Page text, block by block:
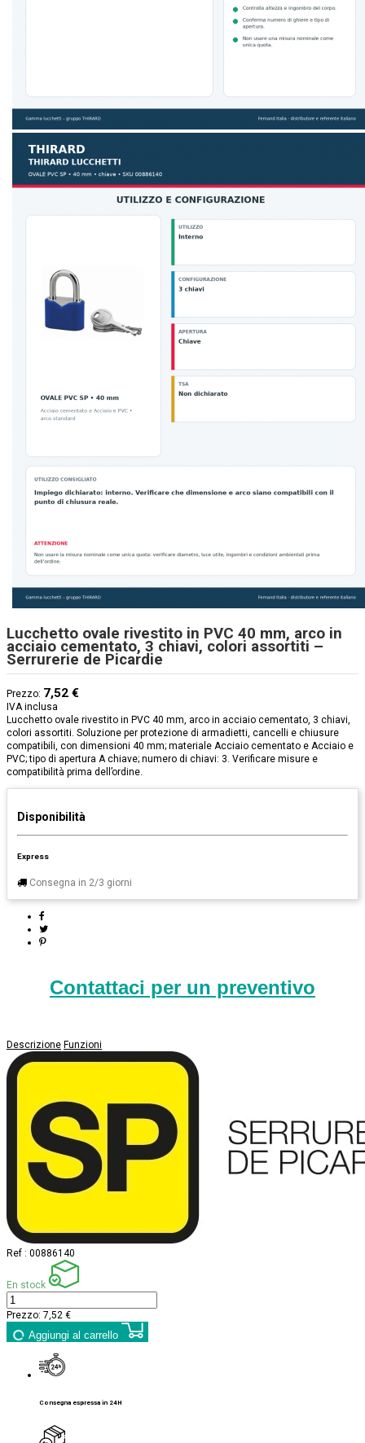
Lucchetto ovale rivestito in PVC 40 mm, arco in
acciaio cementato, 3 chiavi, colori assortiti –
Serrurerie de Picardie
Prezzo: 7,52 €
IVA inclusa
Lucchetto ovale rivestito in PVC 40 mm, arco in acciaio cementato, 3 chiavi,
colori assortiti. Soluzione per protezione di armadietti, cancelli e chiusure
compatibili, con dimensioni 40 mm; materiale Acciaio cementato e Acciaio e
PVC; tipo di apertura A chiave; numero di chiavi: 3. Verificare misure e
compatibilità prima dell’ordine.
Disponibilità
Express
Consegna in 2/3 giorni
Contattaci per un preventivo
Descrizione Funzioni
Ref : 00886140
En stock
Prezzo: 7,52 €
Aggiungi al carrello
Consegna espressa in 24H